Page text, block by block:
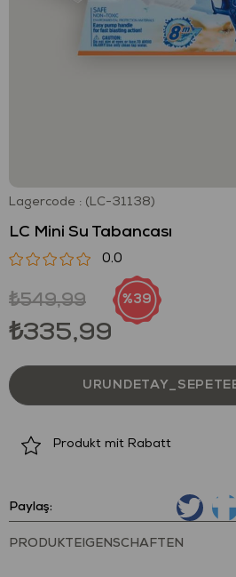
Lagercode (LC-31138)
LC Mini Su Tabancası
0.0
₺549,99
₺335,99
39
Produkt mit Rabatt
Paylaş:
PRODUKTEIGENSCHAFTEN